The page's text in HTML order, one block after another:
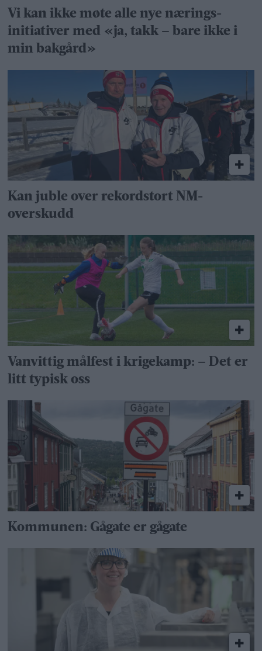
Vi kan ikke møte alle nye nærings­
initiativer med «ja, takk – bare ikke i
min bakgård»
Kan juble over rekordstort NM-
overskudd
Vanvittig målfest i krigekamp: – Det er
litt typisk oss
Kommunen: Gågate er gågate